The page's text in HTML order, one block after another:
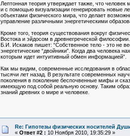
Лептонная теория утверждает также, что
и с помощью визуализации генерировать новые
объектами физического мира, что делает
управление различными энергетическими
Кроме того, теория существования вокруг
Востока и эйдосом в древнегреческой
Б.И. Искаков пишет: “Собственное тело - это не
энергетические “двойники”. Когда два человека
которым идет интуитивный обмен информацией”.
Как мы видим, современные исследования в
тысячи лет назад. В результате современных
поколения в поколение беспочвенные мифы и
имеющую под собой реальную основу. Таким
знаний древних о мире и человеке.
Re: Гипотезы физических носителей
« Ответ #2 : 10 Ноября 2010, 19:35:29 »